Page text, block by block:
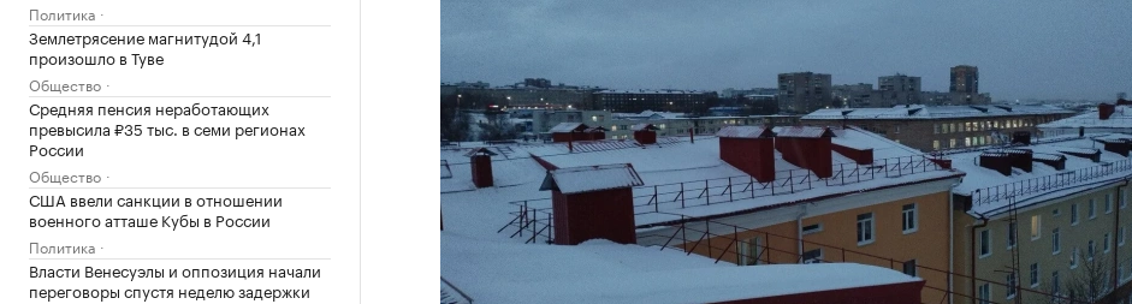
Политика
Землетрясение магнитудой 4,1
произошло в Туве
Общество
Средняя пенсия неработающих
превысила ₽35 тыс. в семи регионах
России
Общество
США ввели санкции в отношении
военного атташе Кубы в России
Политика
Власти Венесуэлы и оппозиция начали
переговоры спустя неделю задержки